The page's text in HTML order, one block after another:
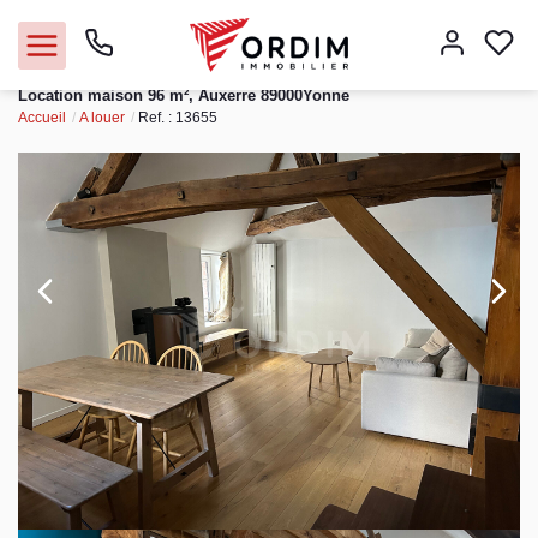
Nos agences
Acheter
Louer
Vendre
Immobilier pro
Faire gérer
Syndic
Location maison 96 m², Auxerre 89000Yonne
Accueil A louer Ref. : 13655